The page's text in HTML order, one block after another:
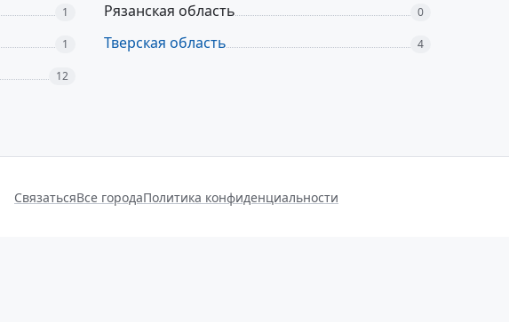
1 Рязанская область 0
1 Тверская область 4
12
СвязатьсяВсе городаПолитика конфиденциальности